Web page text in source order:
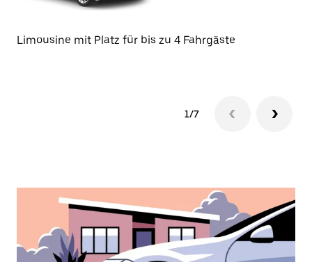
Limousine mit Platz für bis zu 4 Fahrgäste
1/7